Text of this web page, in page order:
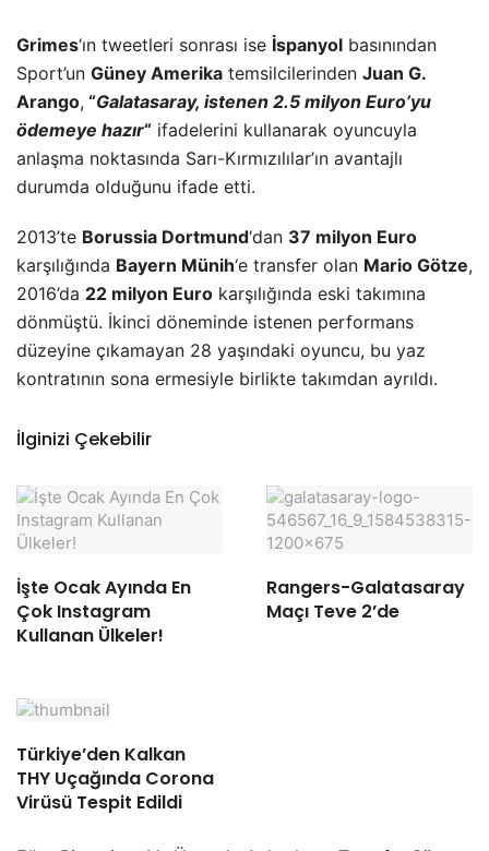
Grimes‘ın tweetleri sonrası ise İspanyol basınından
Sport’un Güney Amerika temsilcilerinden Juan G.
Arango, “Galatasaray, istenen 2.5 milyon Euro’yu
ödemeye hazır“ ifadelerini kullanarak oyuncuyla
anlaşma noktasında Sarı-Kırmızılılar’ın avantajlı
durumda olduğunu ifade etti.
2013’te Borussia Dortmund‘dan 37 milyon Euro
karşılığında Bayern Münih‘e transfer olan Mario Götze,
2016’da 22 milyon Euro karşılığında eski takımına
dönmüştü. İkinci döneminde istenen performans
düzeyine çıkamayan 28 yaşındaki oyuncu, bu yaz
kontratının sona ermesiyle birlikte takımdan ayrıldı.
İlginizi Çekebilir
İşte Ocak Ayında En
Çok Instagram
Kullanan Ülkeler!
Rangers-Galatasaray
Maçı Teve 2’de
Türkiye’den Kalkan
THY Uçağında Corona
Virüsü Tespit Edildi